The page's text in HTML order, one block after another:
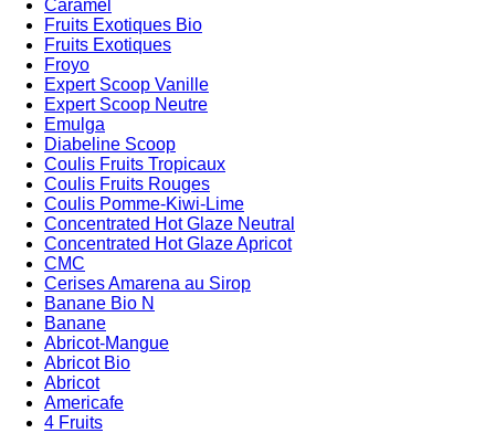
Caramel
Fruits Exotiques Bio
Fruits Exotiques
Froyo
Expert Scoop Vanille
Expert Scoop Neutre
Emulga
Diabeline Scoop
Coulis Fruits Tropicaux
Coulis Fruits Rouges
Coulis Pomme-Kiwi-Lime
Concentrated Hot Glaze Neutral
Concentrated Hot Glaze Apricot
CMC
Cerises Amarena au Sirop
Banane Bio N
Banane
Abricot-Mangue
Abricot Bio
Abricot
Americafe
4 Fruits